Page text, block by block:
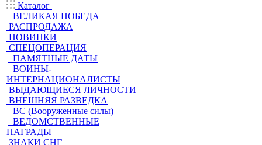
Каталог
ВЕЛИКАЯ ПОБЕДА
РАСПРОДАЖА
НОВИНКИ
СПЕЦОПЕРАЦИЯ
ПАМЯТНЫЕ ДАТЫ
ВОИНЫ-
ИНТЕРНАЦИОНАЛИСТЫ
ВЫДАЮЩИЕСЯ ЛИЧНОСТИ
ВНЕШНЯЯ РАЗВЕДКА
ВС (Вооруженные силы)
ВЕДОМСТВЕННЫЕ
НАГРАДЫ
ЗНАКИ СНГ